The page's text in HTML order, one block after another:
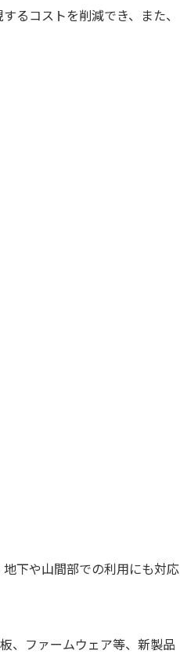
るコストを削減でき、また、
下や山間部での利用にも対応
、ファームウェア等、新製品